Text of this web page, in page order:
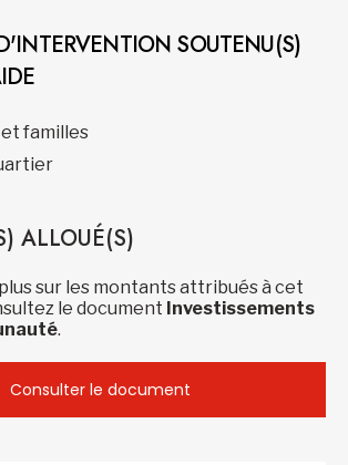
SOUTENU(S)
familles
ALLOUÉ(S)
sur les montants attribués à cet
le document Investissements
.
Consulter le document